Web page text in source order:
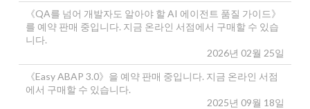
《QA를 넘어 개발자도 알아야 할 AI 에이전트 품질 가이드》
를 예약 판매 중입니다. 지금 온라인 서점에서 구매할 수 있습
니다.
2026년 02월 25일
《Easy ABAP 3.0》을 예약 판매 중입니다. 지금 온라인 서점
에서 구매할 수 있습니다.
2025년 09월 18일